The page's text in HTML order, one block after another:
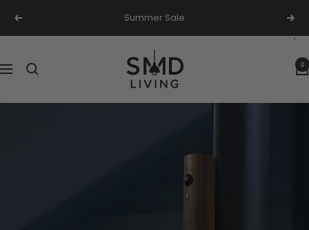
naarVorige Summer Sale
Navigatie
SMD
Living
0